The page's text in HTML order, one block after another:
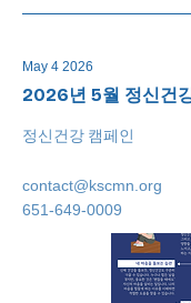
May 4 2026
2026년 5월 정신건
정신건강 캠페인
contact@kscmn.org
651-649-0009